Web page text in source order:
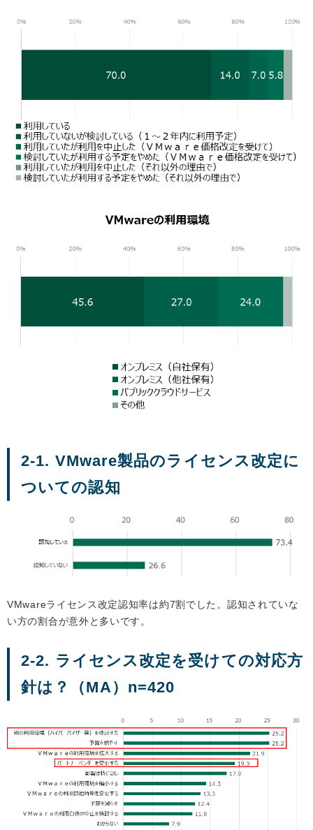
2-1. VMware製品のライセンス改定に
ついての認知
VMwareライセンス改定認知率は約7割でした。認知されていな
い方の割合が意外と多いです。
2-2. ライセンス改定を受けての対応方
針は？（MA）n=420